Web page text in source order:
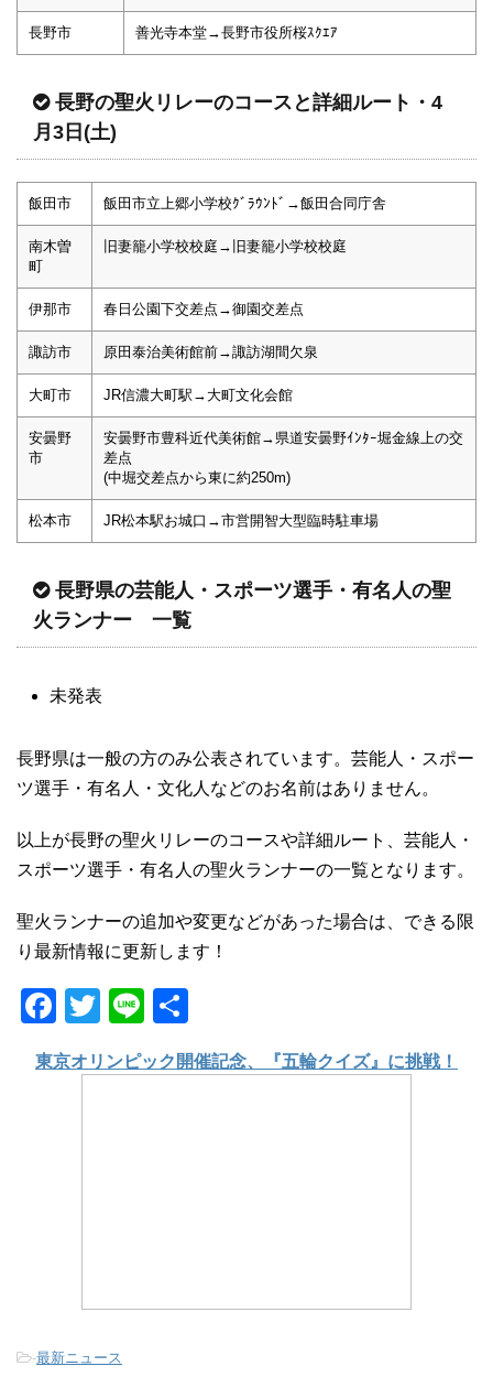
長野市 善光寺本堂→長野市役所桜ｽｸｴｱ
長野の聖火リレーのコースと詳細ルート・4
月3日(土)
飯田市 飯田市立上郷小学校ｸﾞﾗｳﾝﾄﾞ→飯田合同庁舎
南木曽
町
旧妻籠小学校校庭→旧妻籠小学校校庭
伊那市 春日公園下交差点→御園交差点
諏訪市 原田泰治美術館前→諏訪湖間欠泉
大町市 JR信濃大町駅→大町文化会館
安曇野
市
安曇野市豊科近代美術館→県道安曇野ｲﾝﾀｰ堀金線上の交
差点
(中堀交差点から東に約250m)
松本市 JR松本駅お城口→市営開智大型臨時駐車場
長野県の芸能人・スポーツ選手・有名人の聖
火ランナー 一覧
未発表
長野県は一般の方のみ公表されています。芸能人・スポー
ツ選手・有名人・文化人などのお名前はありません。
以上が長野の聖火リレーのコースや詳細ルート、芸能人・
スポーツ選手・有名人の聖火ランナーの一覧となります。
聖火ランナーの追加や変更などがあった場合は、できる限
り最新情報に更新します！
F
a
c
T
tt
Li
e
有
東京オリンピック開催記念、『五輪クイズ』に挑戦！
-最新ニュース